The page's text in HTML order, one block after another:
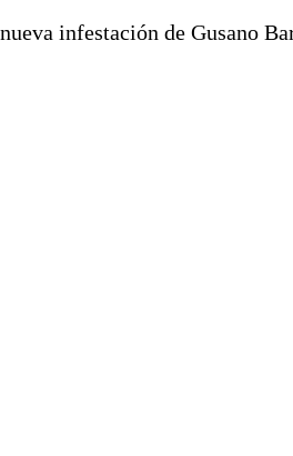
infestación de Gusano